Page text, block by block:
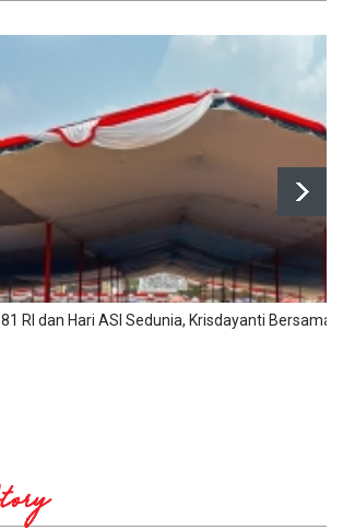
RI dan Hari ASI Sedunia, Krisdayanti Bersama